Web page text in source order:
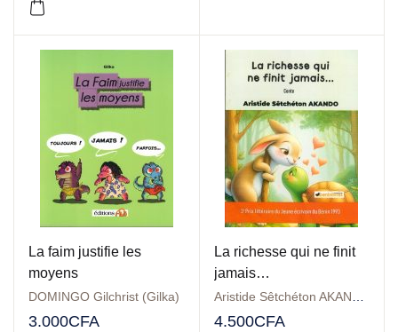
La faim justifie les
moyens
DOMINGO Gilchrist (Gilka)
3.000CFA
La richesse qui ne finit
jamais…
4.500CFA